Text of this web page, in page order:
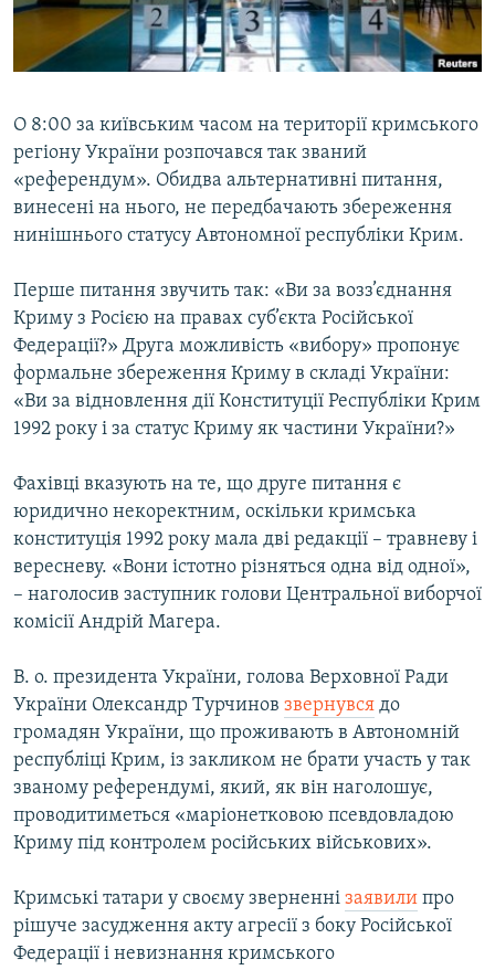
ВІДЕОУРОКИ «ELIFBE»
СВІДЧЕННЯ ОКУПАЦІЇ
Русский
Qırımtatar
Усі сайти RFE/RL
О 8:00 за київським часом на території кримського
регіону України розпочався так званий
«референдум». Обидва альтернативні питання,
винесені на нього, не передбачають збереження
нинішнього статусу Автономної республіки Крим.
Перше питання звучить так: «Ви за возз’єднання
Криму з Росією на правах суб’єкта Російської
Федерації?» Друга можливість «вибору» пропонує
формальне збереження Криму в складі України:
«Ви за відновлення дії Конституції Республіки Крим
1992 року і за статус Криму як частини України?»
Фахівці вказують на те, що друге питання є
юридично некоректним, оскільки кримська
конституція 1992 року мала дві редакції – травневу і
вересневу. «Вони істотно різняться одна від одної»,
– наголосив заступник голови Центральної виборчої
комісії Андрій Магера.
В. о. президента України, голова Верховної Ради
України Олександр Турчинов звернувся до
громадян України, що проживають в Автономній
республіці Крим, із закликом не брати участь у так
званому референдумі, який, як він наголошує,
проводитиметься «маріонетковою псевдовладою
Криму під контролем російських військових».
Кримські татари у своєму зверненні заявили про
рішуче засудження акту агресії з боку Російської
Федерації і невизнання кримського